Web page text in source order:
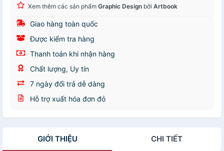
Xem thêm các sản phẩm Graphic Design bởi Artbook
Giao hàng toàn quốc
Được kiểm tra hàng
Thanh toán khi nhận hàng
Chất lượng, Uy tín
7 ngày đổi trả dễ dàng
Hỗ trợ xuất hóa đơn đỏ
GIỚI THIỆU CHI TIẾT